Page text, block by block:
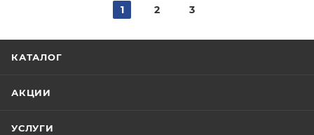
1 2 3
КАТАЛОГ
АКЦИИ
УСЛУГИ